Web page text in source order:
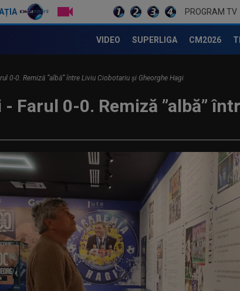
PROGRAM TV
VIDEO SUPERLIGA CM2026
0-0. Remiză ”albă” între Liviu Ciobotariu și Gheorghe Hagi
- Farul 0-0. Remiză ”albă”
Toate transferurile verii sunt
a plecat...
Petrescu s-a decis
ULTIMA ORĂ